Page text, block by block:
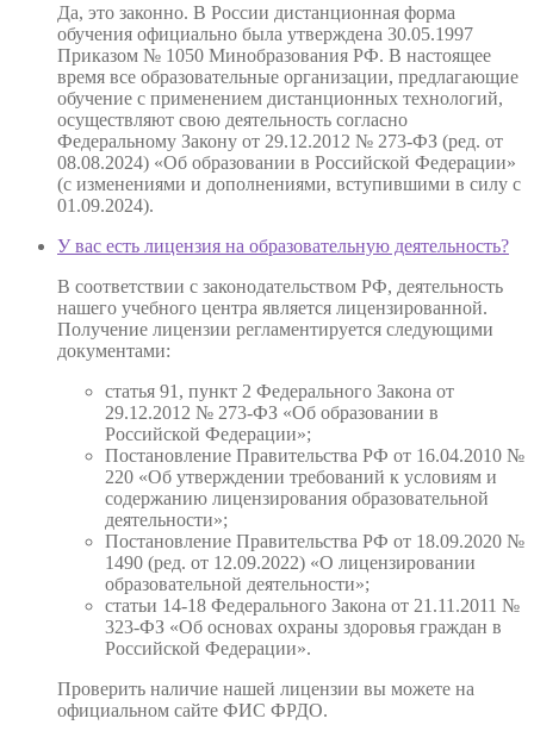
Да, это законно. В России дистанционная форма
обучения официально была утверждена 30.05.1997
Приказом № 1050 Минобразования РФ. В настоящее
время все образовательные организации, предлагающие
обучение с применением дистанционных технологий,
осуществляют свою деятельность согласно
Федеральному Закону от 29.12.2012 № 273-ФЗ (ред. от
08.08.2024) «Об образовании в Российской Федерации»
(с изменениями и дополнениями, вступившими в силу с
01.09.2024).
У вас есть лицензия на образовательную деятельность?
В соответствии с законодательством РФ, деятельность
нашего учебного центра является лицензированной.
Получение лицензии регламентируется следующими
документами:
статья 91, пункт 2 Федерального Закона от
29.12.2012 № 273-ФЗ «Об образовании в
Российской Федерации»;
Постановление Правительства РФ от 16.04.2010 №
220 «Об утверждении требований к условиям и
содержанию лицензирования образовательной
деятельности»;
Постановление Правительства РФ от 18.09.2020 №
1490 (ред. от 12.09.2022) «О лицензировании
образовательной деятельности»;
статьи 14-18 Федерального Закона от 21.11.2011 №
323-ФЗ «Об основах охраны здоровья граждан в
Российской Федерации».
Проверить наличие нашей лицензии вы можете на
официальном сайте ФИС ФРДО.